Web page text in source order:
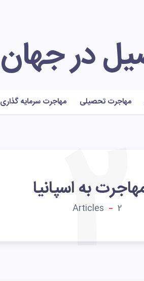
در جهان
مهاجرت تحصیلی مهاجرت سرمایه گذاری
به اسپانیا
2
2